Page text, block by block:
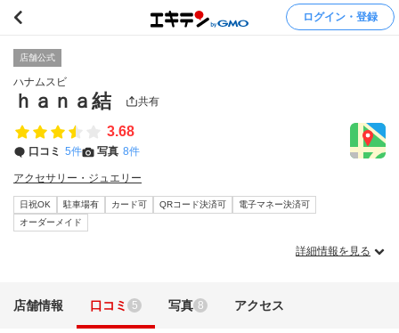
ログイン・登録
店舗公式
ハナムスビ
ｈａｎａ結 共有
3.68
口コミ 5件 写真 8件
アクセサリー・ジュエリー
日祝OK 駐車場有 カード可 QRコード決済可
電子マネー決済可
オーダーメイド
詳細情報を見る
店舗情報 口コミ 5 写真 8 アクセス